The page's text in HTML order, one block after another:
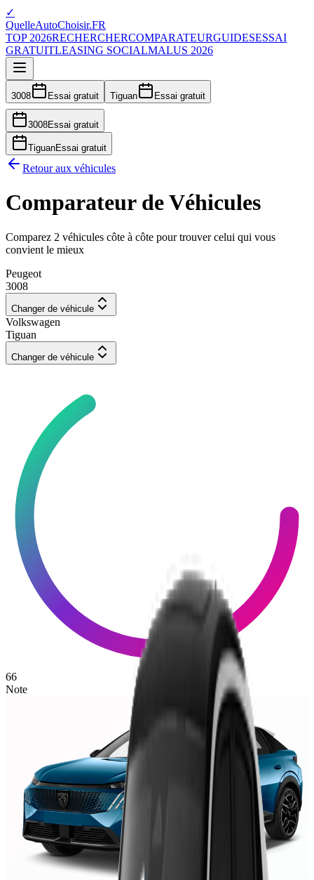
✓
QuelleAutoChoisir.FR
TOP 2026RECHERCHERCOMPARATEURGUIDESESSAI
GRATUITLEASING SOCIALMALUS 2026
3008 Essai gratuit Tiguan Essai gratuit
3008Essai gratuit
TiguanEssai gratuit
Retour aux véhicules
Comparateur de Véhicules
Comparez 2 véhicules côte à côte pour trouver celui qui vous
convient le mieux
Peugeot
3008
Changer de véhicule
Volkswagen
Tiguan
Changer de véhicule
66
Note